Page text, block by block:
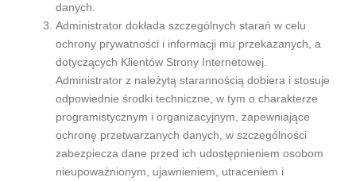
danych.
Administrator dokłada szczególnych starań w celu
ochrony prywatności i informacji mu przekazanych, a
dotyczących Klientów Strony Internetowej.
Administrator z należytą starannością dobiera i stosuje
odpowiednie środki techniczne, w tym o charakterze
programistycznym i organizacyjnym, zapewniające
ochronę przetwarzanych danych, w szczególności
zabezpiecza dane przed ich udostępnieniem osobom
nieupoważnionym, ujawnieniem, utraceniem i